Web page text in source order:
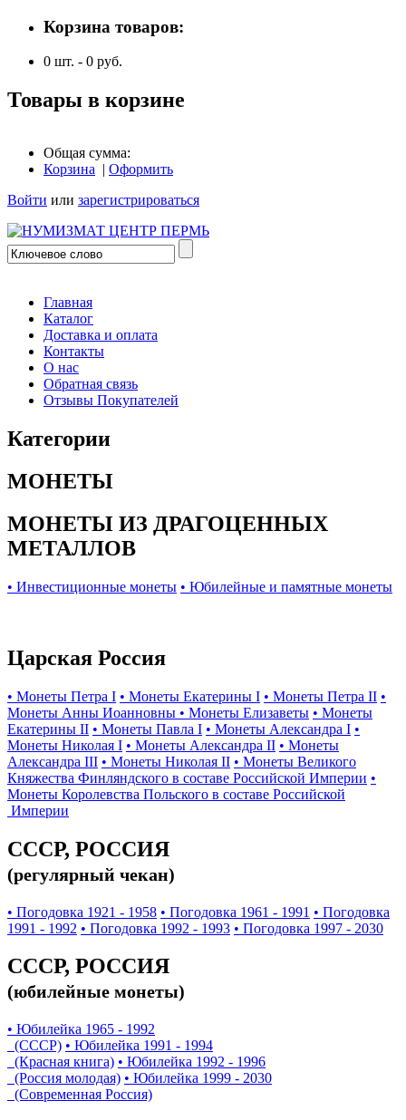
Корзина товаров:
0 шт. - 0 руб.
Товары в корзине
Общая сумма:
Корзина | Оформить
Войти или зарегистрироваться
Главная
Каталог
Доставка и оплата
Контакты
О нас
Обратная связь
Отзывы Покупателей
Категории
МОНЕТЫ
МОНЕТЫ ИЗ ДРАГОЦЕННЫХ
МЕТАЛЛОВ
• Инвестиционные монеты • Юбилейные и памятные монеты
Царская Россия
• Монеты Петра I • Монеты Екатерины I • Монеты Петра II •
Монеты Анны Иоанновны • Монеты Елизаветы • Монеты
Екатерины II • Монеты Павла I • Монеты Александра I •
Монеты Николая I • Монеты Александра II • Монеты
Александра III • Монеты Николая II • Монеты Великого
Княжества Финляндского в составе Российской Империи •
Монеты Королевства Польского в составе Российской
Империи
СССР, РОССИЯ
(регулярный чекан)
• Погодовка 1921 - 1958 • Погодовка 1961 - 1991 • Погодовка
1991 - 1992 • Погодовка 1992 - 1993 • Погодовка 1997 - 2030
СССР, РОССИЯ
(юбилейные монеты)
• Юбилейка 1965 - 1992
(СССР) • Юбилейка 1991 - 1994
(Красная книга) • Юбилейка 1992 - 1996
(Россия молодая) • Юбилейка 1999 - 2030
(Современная Россия)